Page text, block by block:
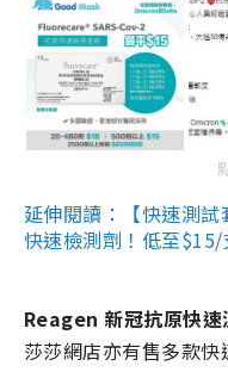
延伸閱讀：【快速測
快速檢測劑！低至
Reagen 新冠抗原快速
莎莎網店亦有售多款